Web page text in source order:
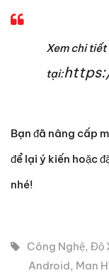
Xem chi
tại:
Bạn đã nâng cấp
để lại ý kiến hoặc
nhé!
Công Nghệ, Độ
Android, Man